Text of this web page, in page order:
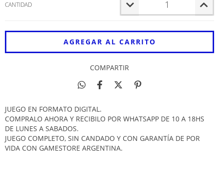
CANTIDAD
COMPARTIR
JUEGO EN FORMATO DIGITAL.
COMPRALO AHORA Y RECIBILO POR WHATSAPP DE 10 A 18HS
DE LUNES A SABADOS.
JUEGO COMPLETO, SIN CANDADO Y CON GARANTÍA DE POR
VIDA CON GAMESTORE ARGENTINA.